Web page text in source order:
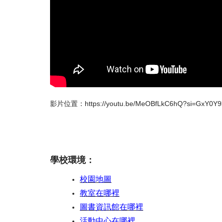
影片位置： https://youtu.be/
學校環境：
校園地圖
教室在哪裡
圖書資訊館在哪裡